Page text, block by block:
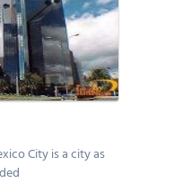
City is a city as